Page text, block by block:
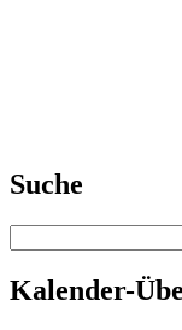
Suche
Kalender-